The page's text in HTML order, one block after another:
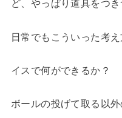
ど、やっぱり道具をつ
日常でもこういった考
イスで何ができるか？
ボールの投げて取る以